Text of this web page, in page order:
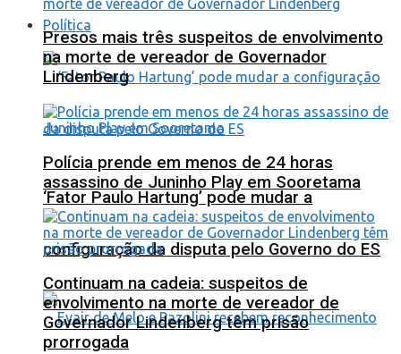
Política
‘Fator Paulo Hartung’ pode mudar a
configuração da disputa pelo Governo do ES
Presos mais três suspeitos de envolvimento
na morte de vereador de Governador
Lindenberg
Polícia prende em menos de 24 horas
assassino de Juninho Play em Sooretama
Continuam na cadeia: suspeitos de
envolvimento na morte de vereador de
Governador Lindenberg têm prisão
prorrogada